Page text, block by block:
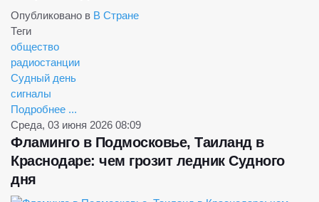
Опубликовано в В Стране
Теги
общество
радиостанции
Судный день
сигналы
Подробнее ...
Среда, 03 июня 2026 08:09
Фламинго в Подмосковье, Таиланд в
Краснодаре: чем грозит ледник Судного
дня